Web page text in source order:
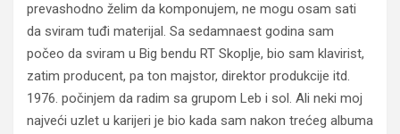
prevashodno želim da komponujem, ne mogu osam sati
da sviram tuđi materijal. Sa sedamnaest godina sam
počeo da sviram u Big bendu RT Skoplje, bio sam klavirist,
zatim producent, pa ton majstor, direktor produkcije itd.
1976. počinjem da radim sa grupom Leb i sol. Ali neki moj
najveći uzlet u karijeri je bio kada sam nakon trećeg albuma